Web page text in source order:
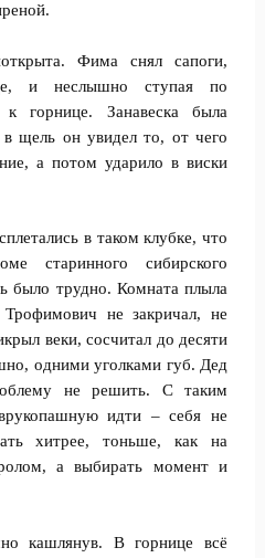
Фима снял сапоги,
и неслышно ступая по
к горнице. Занавеска была
щель он увидел то, от чего
а потом ударило в виски
в таком клубке, что
старинного сибирского
было трудно. Комната плыла
не закричал, не
веки, сосчитал до десяти
одними уголками губ. Дед
не решить. С таким
идти – себя не
хитрее, тоньше, как на
а выбирать момент и
кашлянув. В горнице всё